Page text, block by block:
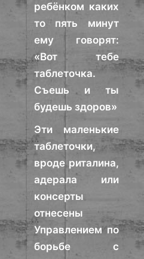
ребёнком каких
то пять минут
ему говорят:
«Вот тебе
таблеточка.
Съешь и ты
будешь здоров»
Эти маленькие
таблеточки,
вроде риталина,
адерала или
консерты
отнесены
Управлением по
борьбе с